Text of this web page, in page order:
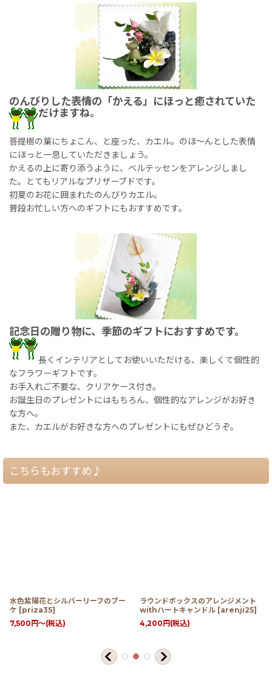
のんびりした表情の「かえる」にほっと癒されていた
だけますね。
菩提樹の葉にちょこん、と座った、カエル。のほ〜んとした表情
にほっと一息していただきましょう。
かえるの上に寄り添うように、ベルテッセンをアレンジしまし
た。とてもリアルなプリザーブドです。
初夏のお花に囲まれたのんびりカエル。
普段お忙しい方へのギフトにもおすすめです。
記念日の贈り物に、季節のギフトにおすすめです。
長くインテリアとしてお使いいただける、楽しくて個性的
なフラワーギフトです。
お手入れご不要な、クリアケース付き。
お誕生日のプレゼントにはもちろん、個性的なアレンジがお好き
な方へ。
また、カエルがお好きな方へのプレゼントにもぜひどうぞ。
こちらもおすすめ♪
水色紫陽花とシルバーリーフのブー
ケ [priza35]
7,500 円～(税込)
ラウンドボックスのアレンジメント
withハートキャンドル [arenji25]
4,200 円 (税込)